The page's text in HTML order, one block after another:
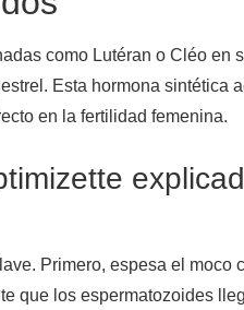
como Lutéran o Cléo en
Esta hormona sintética
en la fertilidad femenina.
Primero, espesa el moco
que los espermatozoides